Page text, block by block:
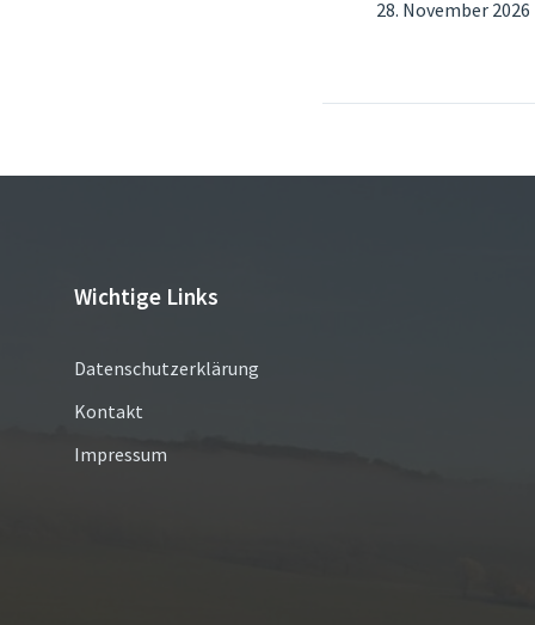
28. November 2026
Wichtige Links
Datenschutzerklärung
Kontakt
Impressum